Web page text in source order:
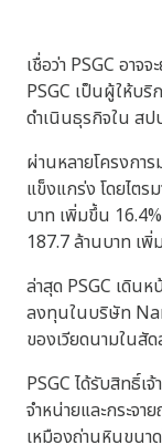
เชื่อว่า PSGC อา
PSGC เป็นผู้ให้บ
ดำเนินธุรกิจใน สป
ผ่านหลายโครงกา
แข็งแกร่ง โดยไตร
บาท เพิ่มขึ้น
187.7 ล้านบาท เ
ล่าสุด PSGC เดินห
ลงทุนในบริษัท
ของเวียดนามในสั
PSGC ได้รับสิทธิ์เ
จำหน่ายและกระจา
เหมืองถ่านหินขนา